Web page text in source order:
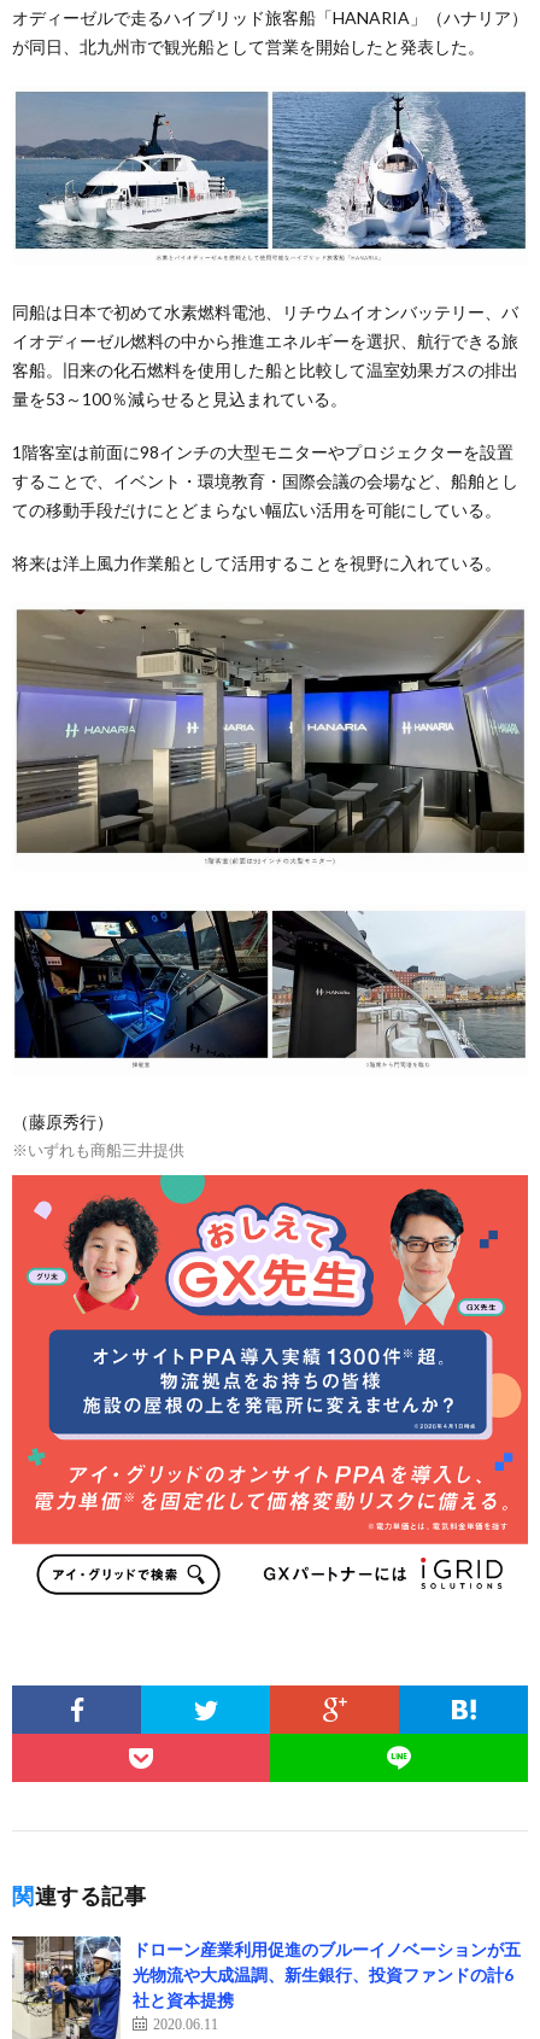
オディーゼルで走るハイブリッド旅客船「HANARIA」（ハナリア）
が同日、北九州市で観光船として営業を開始したと発表した。
同船は日本で初めて水素燃料電池、リチウムイオンバッテリー、バ
イオディーゼル燃料の中から推進エネルギーを選択、航行できる旅
客船。旧来の化石燃料を使用した船と比較して温室効果ガスの排出
量を53～100％減らせると見込まれている。
1階客室は前面に98インチの大型モニターやプロジェクターを設置
することで、イベント・環境教育・国際会議の会場など、船舶とし
ての移動手段だけにとどまらない幅広い活用を可能にしている。
将来は洋上風力作業船として活用することを視野に入れている。
（藤原秀行）
※いずれも商船三井提供
関連する記事
ドローン産業利用促進のブルーイノベーションが五
光物流や大成温調、新生銀行、投資ファンドの計6
社と資本提携
2020.06.11